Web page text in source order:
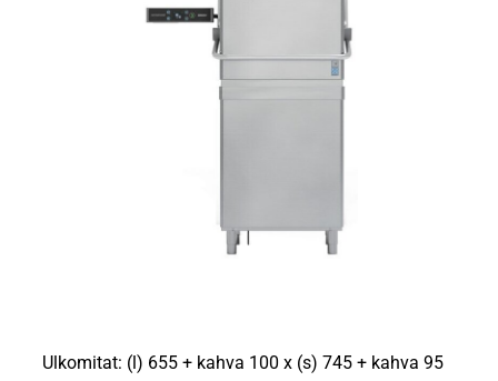
Ulkomitat: (l) 655 + kahva 100 x (s) 745 + kahva 95